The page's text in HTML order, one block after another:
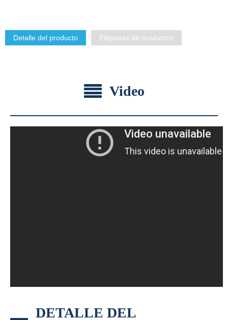
Detalle del producto Etiquetas de productos
Video
DETALLE DEL